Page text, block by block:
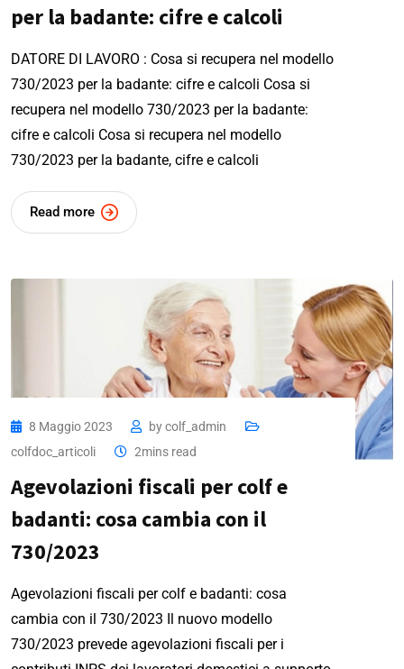
per la badante: cifre e calcoli
DATORE DI LAVORO : Cosa si recupera nel modello
730/2023 per la badante: cifre e calcoli Cosa si
recupera nel modello 730/2023 per la badante:
cifre e calcoli Cosa si recupera nel modello
730/2023 per la badante, cifre e calcoli
Read more
8 Maggio 2023 bycolf_admin
colfdoc_articoli
2mins read
Agevolazioni fiscali per colf e
badanti: cosa cambia con il
730/2023
Agevolazioni fiscali per colf e badanti: cosa
cambia con il 730/2023 Il nuovo modello
730/2023 prevede agevolazioni fiscali per i